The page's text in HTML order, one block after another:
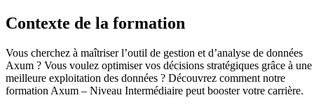
Contexte de la formation
Vous cherchez à maîtriser l’outil de gestion et d’analyse de données
Axum ? Vous voulez optimiser vos décisions stratégiques grâce à une
meilleure exploitation des données ? Découvrez comment notre
formation Axum – Niveau Intermédiaire peut booster votre carrière.